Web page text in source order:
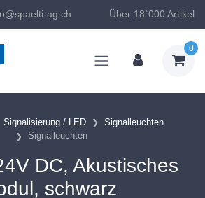
ag.ch Über 18`000 Artikel
0
Signalisierung / LED
Signalleuchten
Signalleuchten
DC, Akustisches
schwarz